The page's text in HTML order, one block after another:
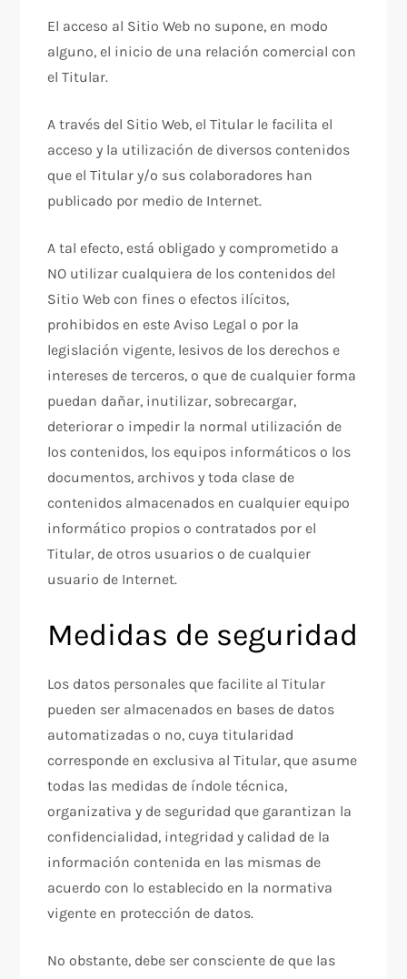
El acceso al Sitio Web no supone, en modo
alguno, el inicio de una relación comercial con
el Titular.
A través del Sitio Web, el Titular le facilita el
acceso y la utilización de diversos contenidos
que el Titular y/o sus colaboradores han
publicado por medio de Internet.
A tal efecto, está obligado y comprometido a
NO utilizar cualquiera de los contenidos del
Sitio Web con fines o efectos ilícitos,
prohibidos en este Aviso Legal o por la
legislación vigente, lesivos de los derechos e
intereses de terceros, o que de cualquier forma
puedan dañar, inutilizar, sobrecargar,
deteriorar o impedir la normal utilización de
los contenidos, los equipos informáticos o los
documentos, archivos y toda clase de
contenidos almacenados en cualquier equipo
informático propios o contratados por el
Titular, de otros usuarios o de cualquier
usuario de Internet.
Medidas de seguridad
Los datos personales que facilite al Titular
pueden ser almacenados en bases de datos
automatizadas o no, cuya titularidad
corresponde en exclusiva al Titular, que asume
todas las medidas de índole técnica,
organizativa y de seguridad que garantizan la
confidencialidad, integridad y calidad de la
información contenida en las mismas de
acuerdo con lo establecido en la normativa
vigente en protección de datos.
No obstante, debe ser consciente de que las